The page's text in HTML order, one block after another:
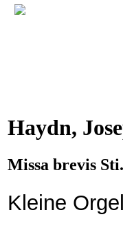
Haydn,
Missa brevis
Kleine